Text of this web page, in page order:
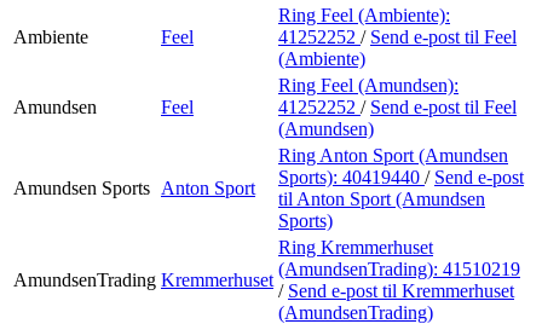
Ambiente Feel
Ring Feel (Ambiente):
41252252 / Send e-post til Feel
(Ambiente)
Amundsen Feel
Ring Feel (Amundsen):
41252252 / Send e-post til Feel
(Amundsen)
Amundsen Sports Anton Sport
Ring Anton Sport (Amundsen
Sports): 40419440 / Send e-post
til Anton Sport (Amundsen
Sports)
AmundsenTrading Kremmerhuset
Ring Kremmerhuset
(AmundsenTrading): 41510219
/ Send e-post til Kremmerhuset
(AmundsenTrading)